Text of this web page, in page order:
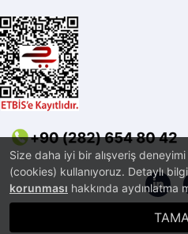
Size daha iyi bir alışveriş
(cookies) kullanıyoruz. Detaylı
korunması hakkında aydınlatma
E-Ticaret